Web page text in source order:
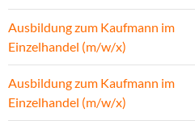
Ausbildung zum Kaufmann im
Einzelhandel (m/w/x)
Ausbildung zum Kaufmann im
Einzelhandel (m/w/x)